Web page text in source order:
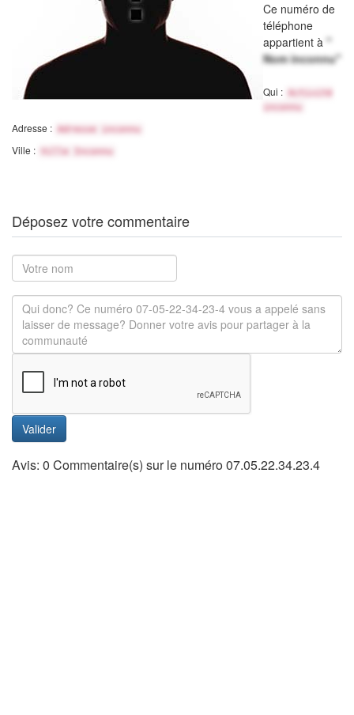
Ce numéro de
téléphone
appartient à "
Nom inconnu"
Qui :
Activité
inconnu
Adresse : Adresse inconnu
Ville : Ville Inconnu
Déposez votre commentaire
Valider
Avis: 0 Commentaire(s) sur le numéro 07.05.22.34.23.4